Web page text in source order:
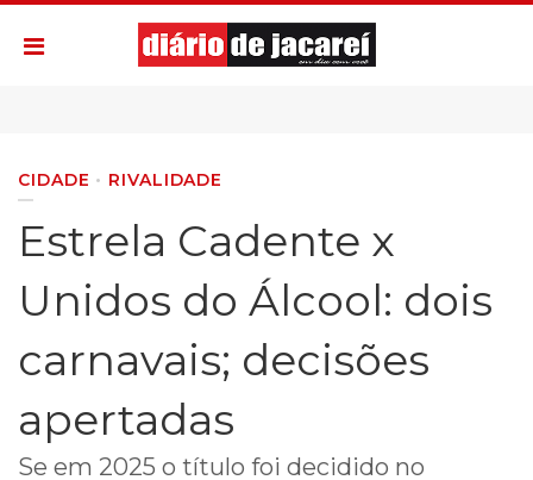
CIDADE RIVALIDADE
Estrela Cadente x
Unidos do Álcool: dois
carnavais; decisões
apertadas
Se em 2025 o título foi decidido no